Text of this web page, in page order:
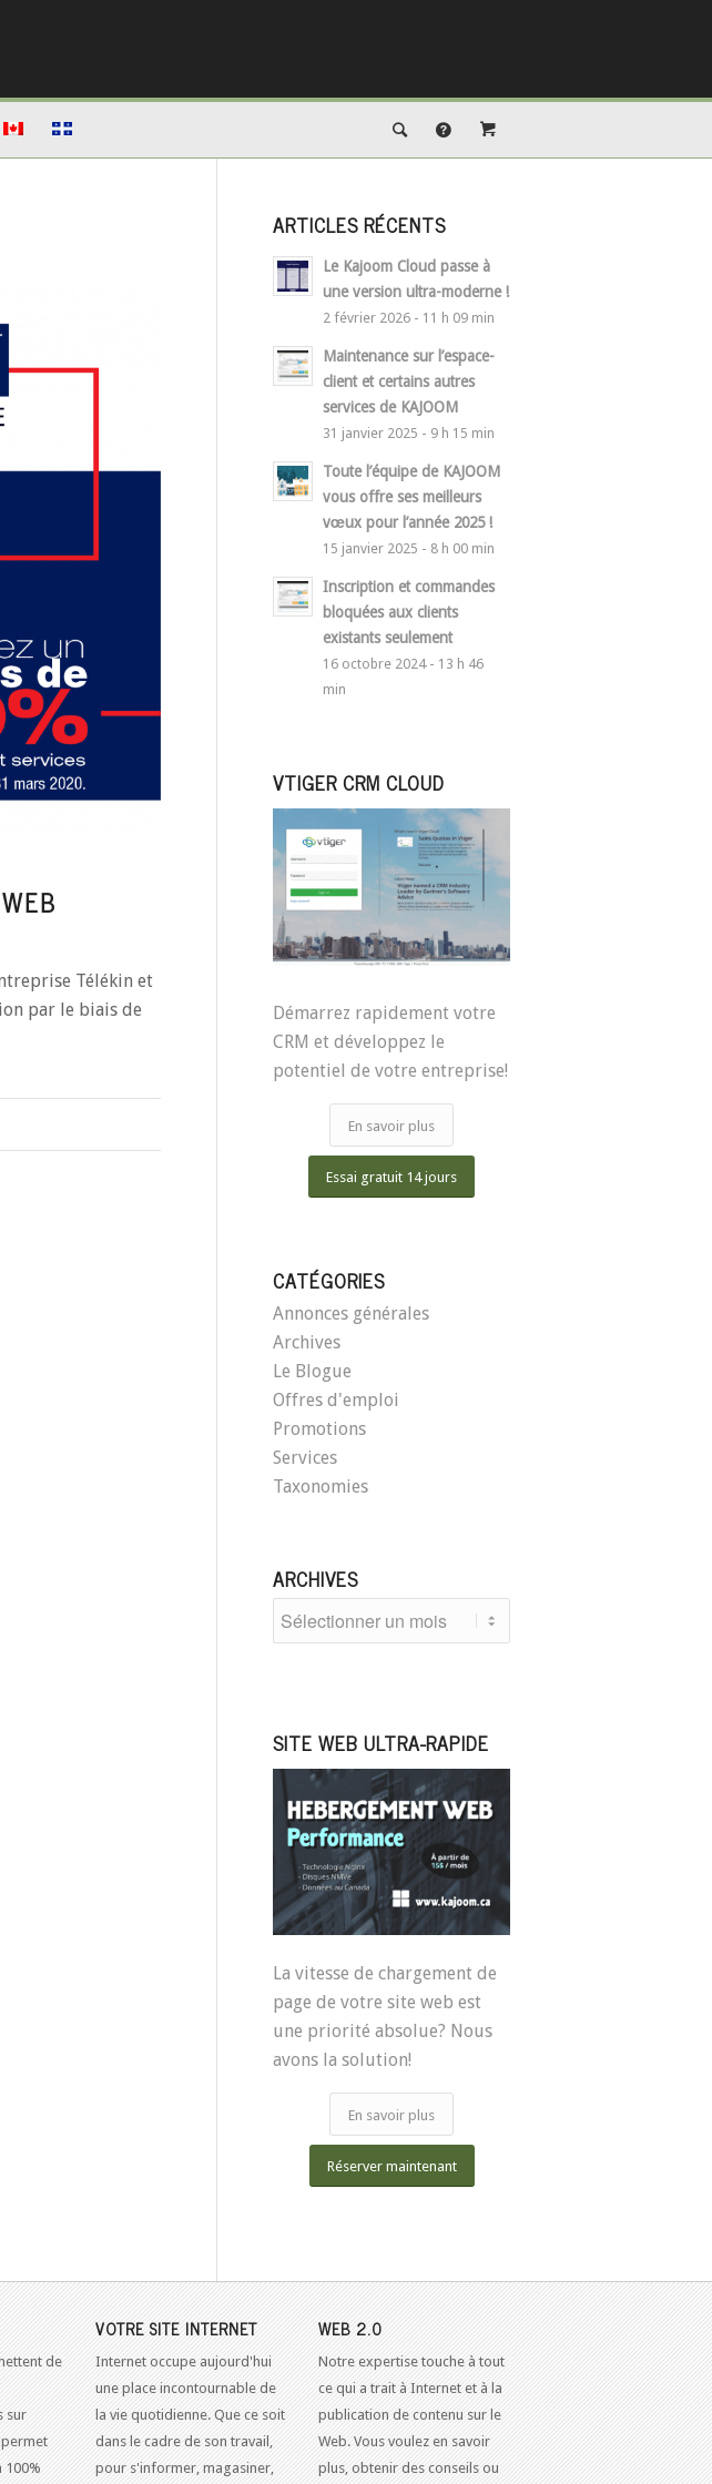
Télékin et
par le biais de
ARTICLES RÉCENTS
Le Kajoom Cloud passe à
une version ultra-moderne !
2 février 2026 - 11 h 09 min
Maintenance sur l’espace-
client et certains autres
services de KAJOOM
31 janvier 2025 - 9 h 15 min
Toute l’équipe de KAJOOM
vous offre ses meilleurs
vœux pour l’année 2025 !
15 janvier 2025 - 8 h 00 min
Inscription et commandes
bloquées aux clients
existants seulement
16 octobre 2024 - 13 h 46
min
VTIGER CRM CLOUD
Démarrez rapidement votre
CRM et développez le
potentiel de votre entreprise!
En savoir plus
Essai gratuit 14 jours
CATÉGORIES
Annonces générales
Archives
Le Blogue
Offres d'emploi
Promotions
Services
Taxonomies
ARCHIVES
SITE WEB ULTRA-RAPIDE
La vitesse de chargement de
page de votre site web est
une priorité absolue? Nous
avons la solution!
En savoir plus
Réserver maintenant
de
sur
permet
100%
VOTRE SITE INTERNET
Internet occupe aujourd'hui
une place incontournable de
la vie quotidienne. Que ce soit
dans le cadre de son travail,
pour s'informer, magasiner,
WEB 2.0
Notre expertise touche à tout
ce qui a trait à Internet et à la
publication de contenu sur le
Web. Vous voulez en savoir
plus, obtenir des conseils ou